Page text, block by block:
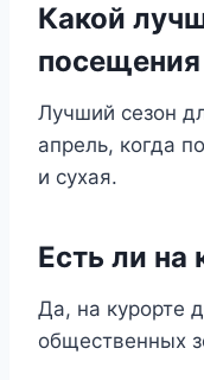
Какой
посещения
Лучший сезон
апрель, когда
и сухая.
Есть ли на
Да, на курорте
общественных